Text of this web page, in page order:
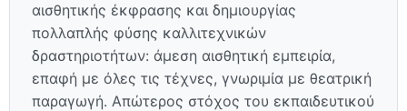
αισθητικής έκφρασης και δημιουργίας
πολλαπλής φύσης καλλιτεχνικών
δραστηριοτήτων: άμεση αισθητική εμπειρία,
επαφή με όλες τις τέχνες, γνωριμία με θεατρική
παραγωγή. Απώτερος στόχος του εκπαιδευτικού